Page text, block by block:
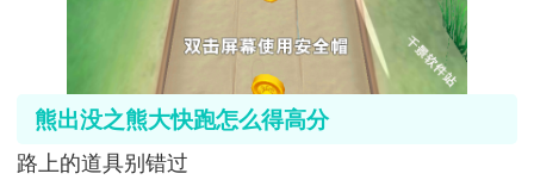
熊出没之熊大快跑怎么得高分
路上的道具别错过